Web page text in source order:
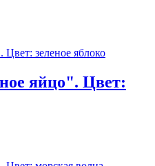
яйцо". Цвет: